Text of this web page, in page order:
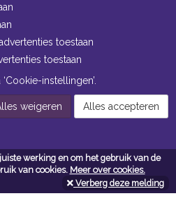
werking en om het gebruik van de
van cookies. Meer over cookies.
Verberg deze melding
toestaan
toestaan
instellingen’.
weigeren Alles accepteren